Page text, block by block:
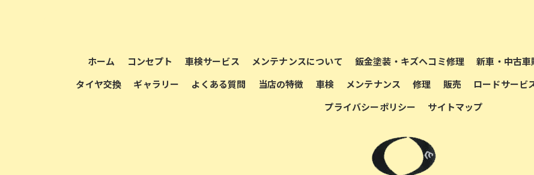
ホーム コンセプト 車検サービス メンテナンスについて 鈑金塗装・キズヘコミ修理 新車・中古車
タイヤ交換
ギャラリー よくある質問 当店の特徴 車検 メンテナンス 修理 販売 ロードサービ
プライバシーポリシー
サイトマップ